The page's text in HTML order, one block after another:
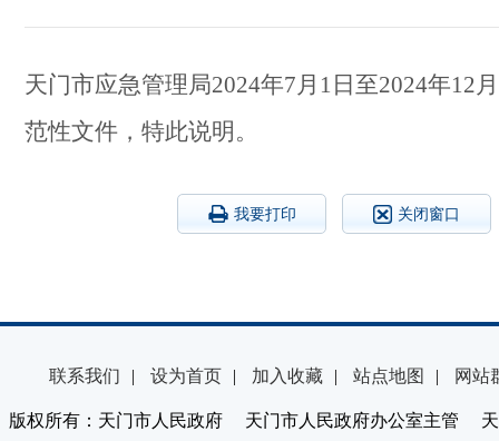
天门市应急管理局2024年7月1日至2024年12
范性文件， 特此说明。
我要打印 关闭窗口
联系我们 | 设为首页 | 加入收藏 | 站点地图 | 网站
版权所有：天门市人民政府 天门市人民政府办公室主管 天